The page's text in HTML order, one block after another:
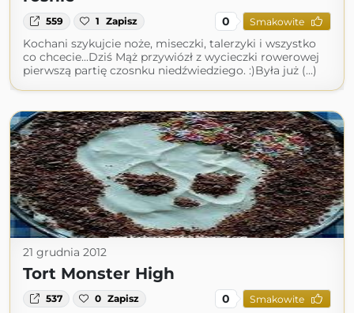
559 1 Zapisz 0 Smakowite
Kochani szykujcie noże, miseczki, talerzyki i wszystko
co chcecie...Dziś Mąż przywiózł z wycieczki rowerowej
pierwszą partię czosnku niedźwiedziego. :)Była już (...)
21 grudnia 2012
Tort Monster High
537 0 Zapisz 0 Smakowite